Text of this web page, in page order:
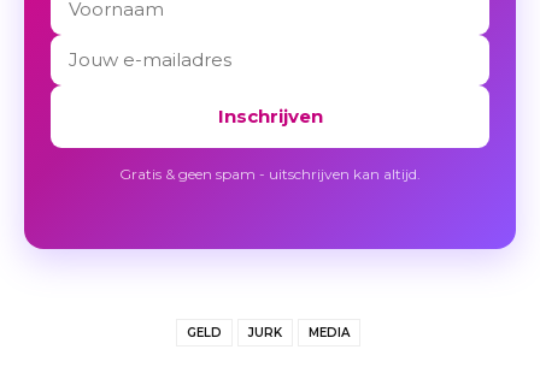
Inschrijven
Gratis & geen spam - uitschrijven kan altijd.
GELD JURK MEDIA